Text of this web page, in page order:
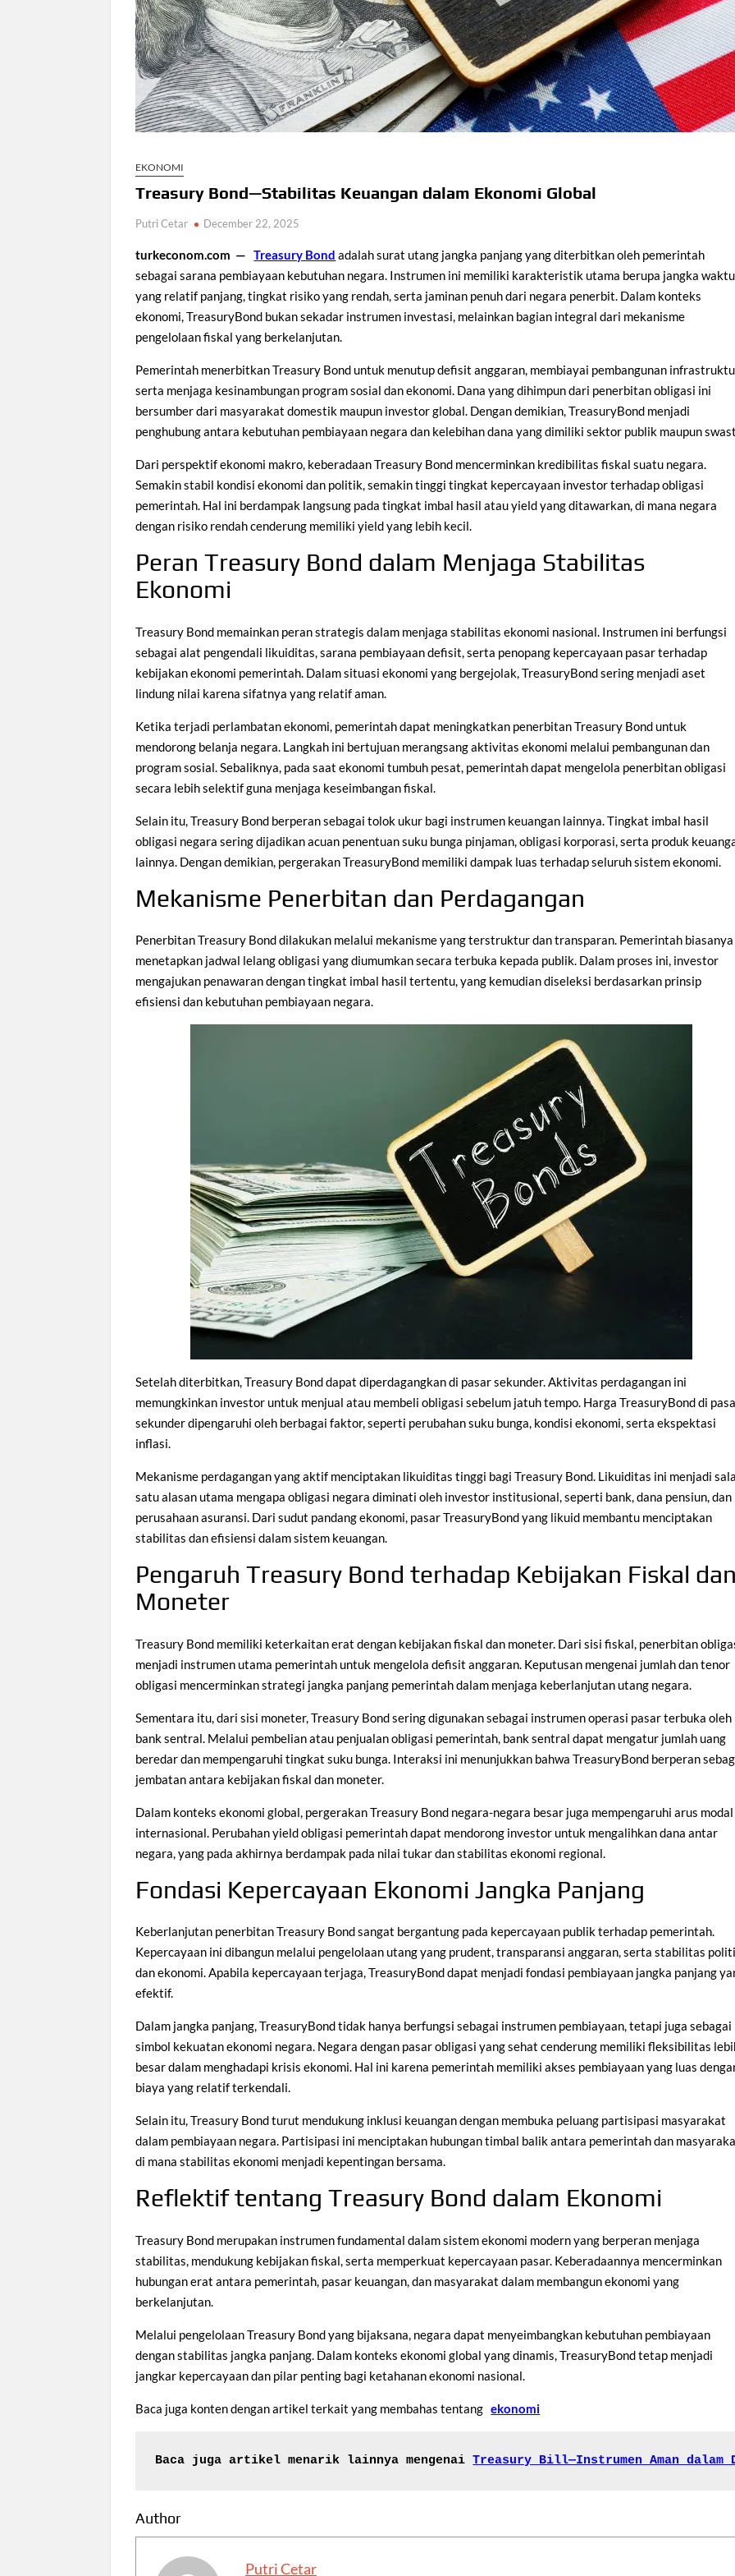
EKONOMI
Treasury Bond—Stabilitas Keuangan dalam Ekonomi Global
Putri Cetar December 22, 2025
turkeconom.com — Treasury Bond adalah surat utang jangka panjang yang diterbitkan oleh pemerintah
sebagai sarana pembiayaan kebutuhan negara. Instrumen ini memiliki karakteristik utama berupa jangka waktu
yang relatif panjang, tingkat risiko yang rendah, serta jaminan penuh dari negara penerbit. Dalam konteks
ekonomi, TreasuryBond bukan sekadar instrumen investasi, melainkan bagian integral dari mekanisme
pengelolaan fiskal yang berkelanjutan.
Pemerintah menerbitkan Treasury Bond untuk menutup defisit anggaran, membiayai pembangunan
serta menjaga kesinambungan program sosial dan ekonomi. Dana yang dihimpun dari penerbitan obligasi ini
bersumber dari masyarakat domestik maupun investor global. Dengan demikian, TreasuryBond menjadi
penghubung antara kebutuhan pembiayaan negara dan kelebihan dana yang dimiliki sektor publik maupun
Dari perspektif ekonomi makro, keberadaan Treasury Bond mencerminkan kredibilitas fiskal suatu negara.
Semakin stabil kondisi ekonomi dan politik, semakin tinggi tingkat kepercayaan investor terhadap obligasi
pemerintah. Hal ini berdampak langsung pada tingkat imbal hasil atau yield yang ditawarkan, di mana negara
dengan risiko rendah cenderung memiliki yield yang lebih kecil.
Peran Treasury Bond dalam Menjaga Stabilitas
Ekonomi
Treasury Bond memainkan peran strategis dalam menjaga stabilitas ekonomi nasional. Instrumen ini berfungsi
sebagai alat pengendali likuiditas, sarana pembiayaan defisit, serta penopang kepercayaan pasar terhadap
kebijakan ekonomi pemerintah. Dalam situasi ekonomi yang bergejolak, TreasuryBond sering menjadi aset
lindung nilai karena sifatnya yang relatif aman.
Ketika terjadi perlambatan ekonomi, pemerintah dapat meningkatkan penerbitan Treasury Bond untuk
mendorong belanja negara. Langkah ini bertujuan merangsang aktivitas ekonomi melalui pembangunan dan
program sosial. Sebaliknya, pada saat ekonomi tumbuh pesat, pemerintah dapat mengelola penerbitan obligasi
secara lebih selektif guna menjaga keseimbangan fiskal.
Selain itu, Treasury Bond berperan sebagai tolok ukur bagi instrumen keuangan lainnya. Tingkat imbal hasil
obligasi negara sering dijadikan acuan penentuan suku bunga pinjaman, obligasi korporasi, serta produk
lainnya. Dengan demikian, pergerakan TreasuryBond memiliki dampak luas terhadap seluruh sistem ekonomi.
Mekanisme Penerbitan dan Perdagangan
Penerbitan Treasury Bond dilakukan melalui mekanisme yang terstruktur dan transparan. Pemerintah biasanya
menetapkan jadwal lelang obligasi yang diumumkan secara terbuka kepada publik. Dalam proses ini, investor
mengajukan penawaran dengan tingkat imbal hasil tertentu, yang kemudian diseleksi berdasarkan prinsip
efisiensi dan kebutuhan pembiayaan negara.
Setelah diterbitkan, Treasury Bond dapat diperdagangkan di pasar sekunder. Aktivitas perdagangan ini
memungkinkan investor untuk menjual atau membeli obligasi sebelum jatuh tempo. Harga TreasuryBond di
sekunder dipengaruhi oleh berbagai faktor, seperti perubahan suku bunga, kondisi ekonomi, serta ekspektasi
inflasi.
Mekanisme perdagangan yang aktif menciptakan likuiditas tinggi bagi Treasury Bond. Likuiditas ini menjadi
satu alasan utama mengapa obligasi negara diminati oleh investor institusional, seperti bank, dana pensiun, dan
perusahaan asuransi. Dari sudut pandang ekonomi, pasar TreasuryBond yang likuid membantu menciptakan
stabilitas dan efisiensi dalam sistem keuangan.
Pengaruh Treasury Bond terhadap Kebijakan Fiskal
Moneter
Treasury Bond memiliki keterkaitan erat dengan kebijakan fiskal dan moneter. Dari sisi fiskal, penerbitan
menjadi instrumen utama pemerintah untuk mengelola defisit anggaran. Keputusan mengenai jumlah dan tenor
obligasi mencerminkan strategi jangka panjang pemerintah dalam menjaga keberlanjutan utang negara.
Sementara itu, dari sisi moneter, Treasury Bond sering digunakan sebagai instrumen operasi pasar terbuka oleh
bank sentral. Melalui pembelian atau penjualan obligasi pemerintah, bank sentral dapat mengatur jumlah uang
beredar dan mempengaruhi tingkat suku bunga. Interaksi ini menunjukkan bahwa TreasuryBond berperan
jembatan antara kebijakan fiskal dan moneter.
Dalam konteks ekonomi global, pergerakan Treasury Bond negara-negara besar juga mempengaruhi arus modal
internasional. Perubahan yield obligasi pemerintah dapat mendorong investor untuk mengalihkan dana antar
negara, yang pada akhirnya berdampak pada nilai tukar dan stabilitas ekonomi regional.
Fondasi Kepercayaan Ekonomi Jangka Panjang
Keberlanjutan penerbitan Treasury Bond sangat bergantung pada kepercayaan publik terhadap pemerintah.
Kepercayaan ini dibangun melalui pengelolaan utang yang prudent, transparansi anggaran, serta stabilitas
dan ekonomi. Apabila kepercayaan terjaga, TreasuryBond dapat menjadi fondasi pembiayaan jangka panjang
efektif.
Dalam jangka panjang, TreasuryBond tidak hanya berfungsi sebagai instrumen pembiayaan, tetapi juga sebagai
simbol kekuatan ekonomi negara. Negara dengan pasar obligasi yang sehat cenderung memiliki fleksibilitas
besar dalam menghadapi krisis ekonomi. Hal ini karena pemerintah memiliki akses pembiayaan yang luas
biaya yang relatif terkendali.
Selain itu, Treasury Bond turut mendukung inklusi keuangan dengan membuka peluang partisipasi masyarakat
dalam pembiayaan negara. Partisipasi ini menciptakan hubungan timbal balik antara pemerintah dan
di mana stabilitas ekonomi menjadi kepentingan bersama.
Reflektif tentang Treasury Bond dalam Ekonomi
Treasury Bond merupakan instrumen fundamental dalam sistem ekonomi modern yang berperan menjaga
stabilitas, mendukung kebijakan fiskal, serta memperkuat kepercayaan pasar. Keberadaannya mencerminkan
hubungan erat antara pemerintah, pasar keuangan, dan masyarakat dalam membangun ekonomi yang
berkelanjutan.
Melalui pengelolaan Treasury Bond yang bijaksana, negara dapat menyeimbangkan kebutuhan pembiayaan
dengan stabilitas jangka panjang. Dalam konteks ekonomi global yang dinamis, TreasuryBond tetap menjadi
jangkar kepercayaan dan pilar penting bagi ketahanan ekonomi nasional.
Baca juga konten dengan artikel terkait yang membahas tentang ekonomi
Baca juga artikel menarik lainnya mengenai Treasury Bill—Instrumen Aman dalam
Author
Putri Cetar